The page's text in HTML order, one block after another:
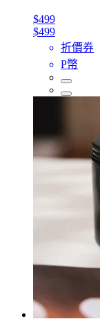
$499
$499
折價券
P幣